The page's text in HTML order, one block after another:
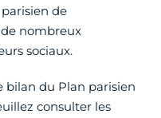
de
de nombreux
sociaux.
bilan du Plan parisien
consulter les